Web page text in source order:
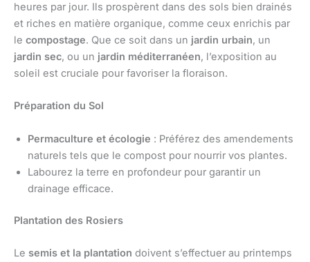
heures par jour. Ils prospèrent dans des sols bien drainés
et riches en matière organique, comme ceux enrichis par
le compostage. Que ce soit dans un jardin urbain, un
jardin sec, ou un jardin méditerranéen, l’exposition au
soleil est cruciale pour favoriser la floraison.
Préparation du Sol
Permaculture et écologie : Préférez des amendements
naturels tels que le compost pour nourrir vos plantes.
Labourez la terre en profondeur pour garantir un
drainage efficace.
Plantation des Rosiers
Le semis et la plantation doivent s’effectuer au printemps